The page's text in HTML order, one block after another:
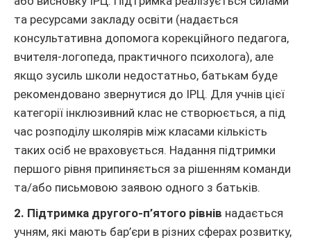
та ресурсами закладу освіти (надається
консультативна допомога корекційного педагога,
вчителя-логопеда, практичного психолога), але
якщо зусиль школи недостатньо, батькам буде
рекомендовано звернутися до ІРЦ. Для учнів цієї
категорії інклюзивний клас не створюється, а під
час розподілу школярів між класами кількість
таких осіб не враховується. Надання підтримки
першого рівня припиняється за рішенням команди
та/або письмовою заявою одного з батьків.
2. Підтримка другого-п’ятого рівнів надається
учням, які мають бар’єри в різних сферах розвитку,